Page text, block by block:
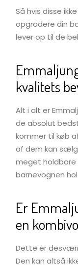
Så hvis disse
opgradere din
lever op til de
kvalitets
Alt i alt er
de absolut
kommer til køb
af dem kan
meget
barnevognen
Er
en
Dette er
Den kan altså